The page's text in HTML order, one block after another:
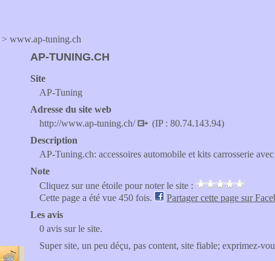
> www.ap-tuning.ch
AP-TUNING.CH
Site
AP-Tuning
Adresse du site web
http://www.ap-tuning.ch/
(IP : 80.74.143.94)
Description
AP-Tuning.ch: accessoires automobile et kits carrosserie
Note
Cliquez sur une étoile pour noter le site :
Cette page a été vue 450 fois.
Partager cette page sur
Les avis
0 avis sur le site.
Super site, un peu déçu, pas content, site fiable; exprimez-